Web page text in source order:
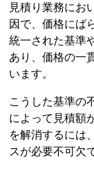
見積り業務にお
因で、価格にば
統一された基準
あり、価格の一
います。
こうした基準の
によって見積額
を解消するには
スが必要不可欠